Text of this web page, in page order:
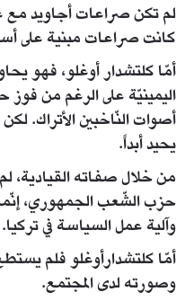
لم تكن صراعات أجاويد
كانت صراعات مبنية على
أمّا كلتشدار أوغلو، فهو
اليمينيّة على الرغم من فوز
أصوات النّاخبين الأتراك.
يحيد أبداً.
من خلال صفاته القيادية،
حزب الشّعب الجمهوري، إنّما
وآلية عمل السياسة في تركيا.
أمّا كلتشدارأوغلو فلم
وصورته لدى المجتمع.